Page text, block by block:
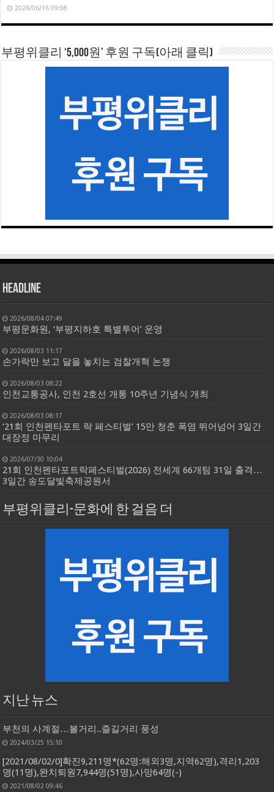
2026/06/16 09:08
부평위클리 ‘5,000원’ 후원 구독(아래 클릭)
HEADLINE
2026/08/04 07:49
부평문화원, ‘부평지하호 특별투어’ 운영
2026/08/03 11:17
손가락만 보고 달을 놓치는 검찰개혁 논쟁
2026/08/03 08:22
인천교통공사, 인천 2호선 개통 10주년 기념식 개최
2026/08/03 08:17
‘21회 인천펜타포트 락 페스티벌’ 15만 청춘 폭염 뛰어넘어 3일간
대장정 마무리
2026/07/30 10:04
21회 인천펜타포트락페스티벌(2026) 전세계 66개팀 31일 출격…
3일간 송도달빛축제공원서
부평위클리-문화에 한 걸음 더
지난 뉴스
부천의 사계절…볼거리..즐길거리 풍성
2024/03/25 15:10
[2021/08/02/0]확진9,211명*(62명:해외3명,지역62명),격리1,203
명(11명),완치퇴원7,944명(51명),사망64명(-)
2021/08/02 09:46